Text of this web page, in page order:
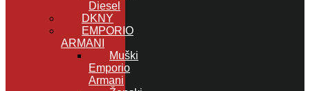
Diesel
DKNY
EMPORIO
ARMANI
Muški
Emporio
Armani